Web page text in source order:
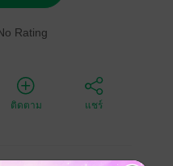
Rating
ติดตาม แชร์